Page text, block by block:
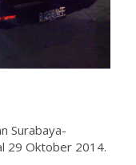
Surabaya-
29 Oktober 2014.